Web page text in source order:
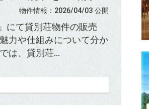
物件情報 ：2026/04/03 公開
にて貸別荘物件の販売
力や仕組みについて分か
は、貸別荘...